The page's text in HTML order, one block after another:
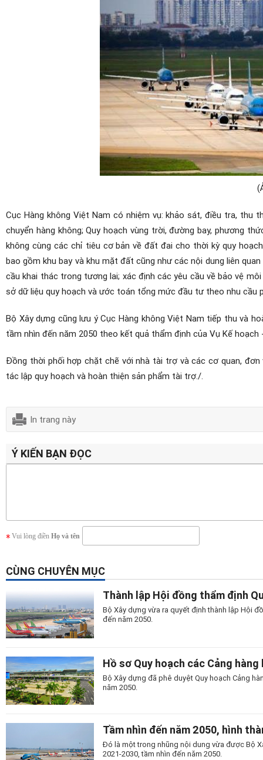
Cục Hàng không Việt Nam có nhiệm vụ: khảo sát, điều tra, thu
chuyển hàng không; Quy hoạch vùng trời, đường bay, phương
không cùng các chỉ tiêu cơ bản về đất đai cho thời kỳ quy
bao gồm khu bay và khu mặt đất cũng như các nội dung liên
cầu khai thác trong tương lai; xác định các yêu cầu về bảo vệ
sở dữ liệu quy hoạch và ước toán tổng mức đầu tư theo nhu cầu
Bộ Xây dựng cũng lưu ý Cục Hàng không Việt Nam tiếp thu và
tầm nhìn đến năm 2050 theo kết quả thẩm định của Vụ Kế hoạch
Đồng thời phối hợp chặt chẽ với nhà tài trợ và các cơ quan,
tác lập quy hoạch và hoàn thiện sản phẩm tài trợ./.
In trang này
Ý KIẾN BẠN ĐỌC
Vui lòng điền Họ và tên
CÙNG CHUYÊN MỤC
Thành lập Hội đồng thẩm định
Bộ Xây dựng vừa ra quyết định thành lập Hội
đến năm 2050.
Hồ sơ Quy hoạch các Cảng
Bộ Xây dựng đã phê duyệt Quy hoạch Cảng
năm 2050.
Tầm nhìn đến năm 2050, hình
Đó là một trong nhũng nội dung vừa được Bộ
2021-2030, tầm nhìn đến năm 2050.